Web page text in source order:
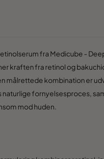
fra Medicube -
kraften fra retinol og
målrettede kombination er
naturlige fornyelsesproces,
mod huden.